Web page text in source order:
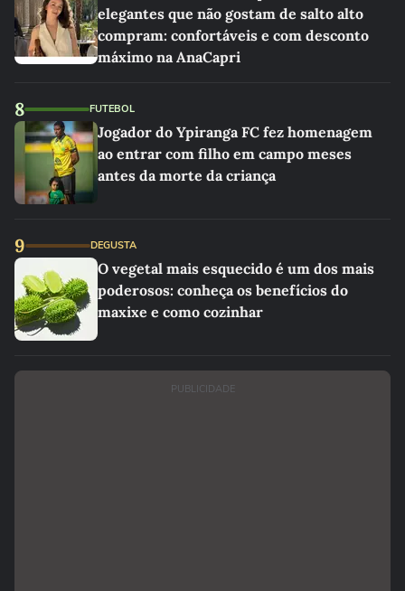
elegantes que não gostam de salto alto
compram: confortáveis e com desconto
máximo na AnaCapri
8 FUTEBOL
Jogador do Ypiranga FC fez homenagem
ao entrar com filho em campo meses
antes da morte da criança
9 DEGUSTA
O vegetal mais esquecido é um dos mais
poderosos: conheça os benefícios do
maxixe e como cozinhar
PUBLICIDADE